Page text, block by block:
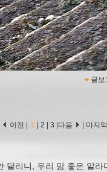
글보
이전 | 1 2 3 다음 마지막
달리니, 우리 맘 좋은 알라